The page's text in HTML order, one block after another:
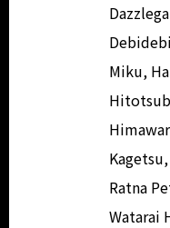
Miku,
Ratna
Watarai